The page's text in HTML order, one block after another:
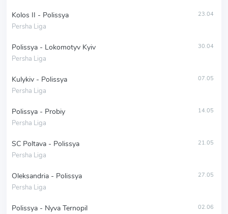
Kolos II - Polissya
Persha Liga
23.04
Polissya - Lokomotyv Kyiv
Persha Liga
30.04
Kulykiv - Polissya
Persha Liga
07.05
Polissya - Probiy
Persha Liga
14.05
SC Poltava - Polissya
Persha Liga
21.05
Oleksandria - Polissya
Persha Liga
27.05
Polissya - Nyva Ternopil 02.06